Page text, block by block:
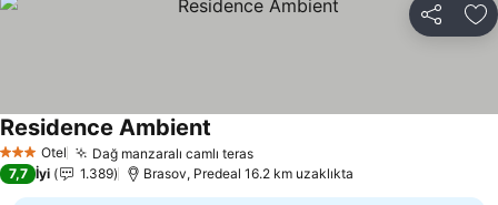
Paylaş
3 YıldızOtel Dağ manzaralı camlı terasFiyatları görün
Residence Ambient
7,7 İyi 1.389 Brasov, Predeal 16.2 km uzaklıkta